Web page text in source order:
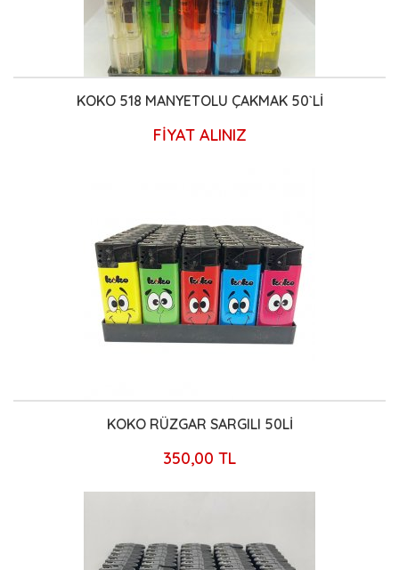
KOKO 518 MANYETOLU ÇAKMAK 50`Lİ
FİYAT ALINIZ
KOKO RÜZGAR SARGILI 50Lİ
350,00 TL